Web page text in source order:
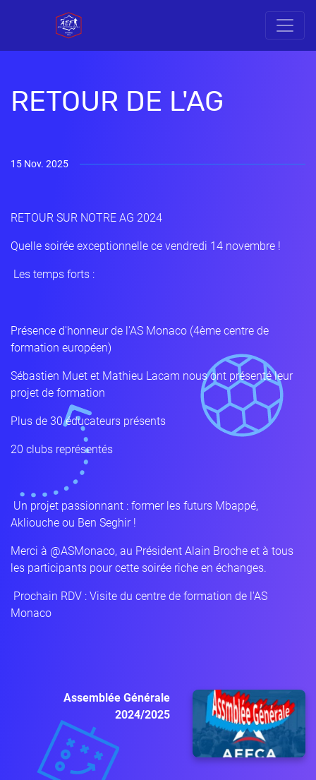
RETOUR DE L'AG
15 Nov. 2025
RETOUR SUR NOTRE AG 2024 ️
Quelle soirée exceptionnelle ce vendredi 14 novembre !
Les temps forts :
Présence d'honneur de l'AS Monaco (4ème centre de
formation européen)
Sébastien Muet et Mathieu Lacam nous ont présenté leur
projet de formation
Plus de 30 éducateurs présents
20 clubs représentés
Un projet passionnant : former les futurs Mbappé,
Akliouche ou Ben Seghir !
Merci à @ASMonaco, au Président Alain Broche et à tous
les participants pour cette soirée riche en échanges.
Prochain RDV : Visite du centre de formation de l'AS
Monaco
Assemblée Générale
2024/2025